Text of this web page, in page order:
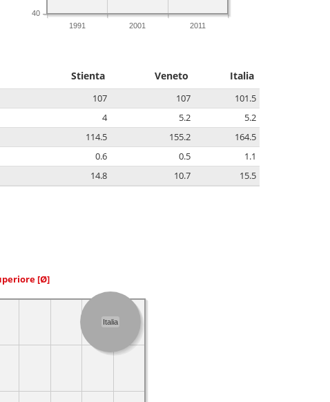
1991 2001 2011
40
Stienta Veneto Italia
107 107
101.5
4 5.2
5.2
114.5 155.2
164.5
0.6 0.5
1.1
14.8 10.7 15.5
[Ø]
Italia